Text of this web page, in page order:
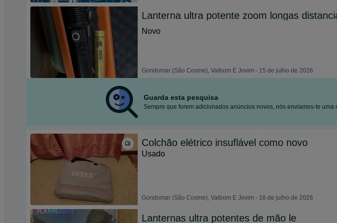
Lanterna ultra potente zoom longas
Novo
Gondomar (São Cosme), Valbom E Jovim - 15 de julho de 2026
Guarda esta pesquisa
Sempre que forem adicionados anúncios novos, nós enviamos-te uma
Colchão elétrico insuflável como novo
Usado
Gondomar (São Cosme), Valbom E Jovim - 16 de julho de 2026
Lanternas ultra potentes de mão le